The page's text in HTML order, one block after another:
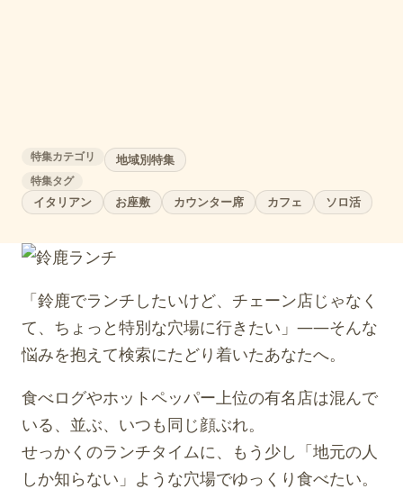
特集カテゴリ 地域別特集
特集タグ
イタリアン お座敷 カウンター席 カフェ ソロ活
「鈴鹿でランチしたいけど、チェーン店じゃなく
て、ちょっと特別な穴場に行きたい」——そんな
悩みを抱えて検索にたどり着いたあなたへ。
食べログやホットペッパー上位の有名店は混んで
いる、並ぶ、いつも同じ顔ぶれ。
せっかくのランチタイムに、もう少し「地元の人
しか知らない」ような穴場でゆっくり食べたい。